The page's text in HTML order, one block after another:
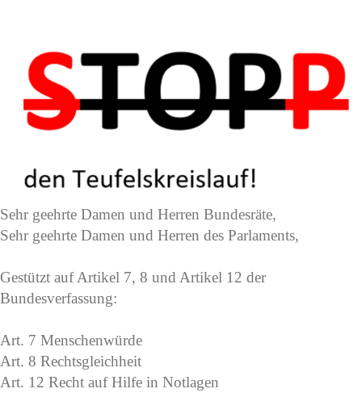
Sehr geehrte Damen und Herren Bundesräte,
Sehr geehrte Damen und Herren des Parlaments,
Gestützt auf Artikel 7, 8 und Artikel 12 der
Bundesverfassung:
Art. 7 Menschenwürde
Art. 8 Rechtsgleichheit
Art. 12 Recht auf Hilfe in Notlagen